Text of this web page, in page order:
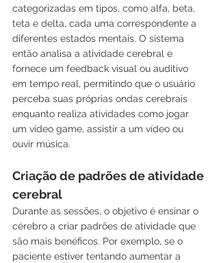
categorizadas em tipos, como alfa, beta,
teta e delta, cada uma correspondente a
diferentes estados mentais. O sistema
então analisa a atividade cerebral e
fornece um feedback visual ou auditivo
em tempo real, permitindo que o usuário
perceba suas próprias ondas cerebrais
enquanto realiza atividades como jogar
um vídeo game, assistir a um vídeo ou
ouvir música.
Criação de padrões de atividade
cerebral
Durante as sessões, o objetivo é ensinar o
cérebro a criar padrões de atividade que
são mais benéficos. Por exemplo, se o
paciente estiver tentando aumentar a